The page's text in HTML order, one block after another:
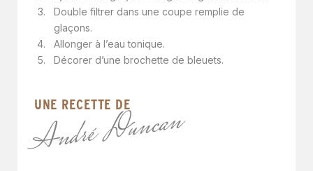
Double filtrer dans une coupe remplie de
glaçons.
Allonger à l’eau tonique.
Décorer d’une brochette de bleuets.
UNE RECETTE DE
André Duncan